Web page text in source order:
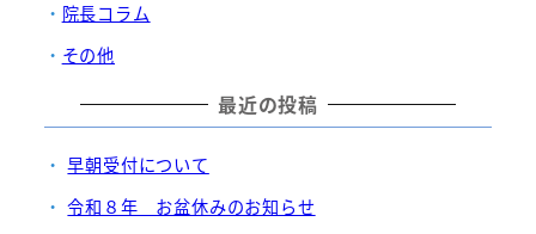
院長コラム
その他
最近の投稿
早朝受付について
令和８年 お盆休みのお知らせ